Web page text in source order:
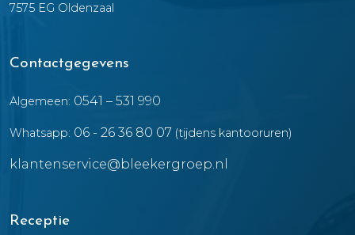
7575 EG Oldenzaal
Contactgegevens
Algemeen: 0541 – 531 990
Whatsapp: 06 - 26 36 80 07 (tijdens kantooruren)
klantenservice@bleekergroep.nl
Receptie